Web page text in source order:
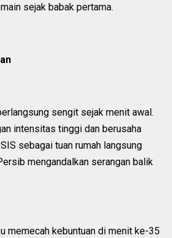
sejak babak pertama.
sengit sejak menit awal.
intensitas tinggi dan berusaha
sebagai tuan rumah langsung
mengandalkan serangan balik
memecah kebuntuan di menit ke-35